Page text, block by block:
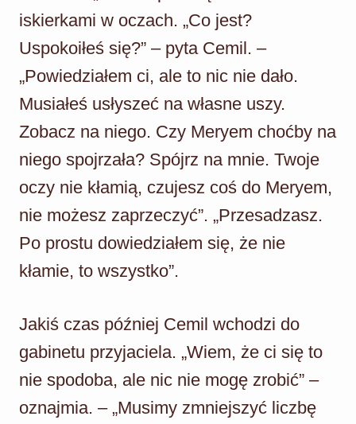
iskierkami w oczach. „Co jest?
Uspokoiłeś się?” – pyta Cemil. –
„Powiedziałem ci, ale to nic nie dało.
Musiałeś usłyszeć na własne uszy.
Zobacz na niego. Czy Meryem choćby na
niego spojrzała? Spójrz na mnie. Twoje
oczy nie kłamią, czujesz coś do Meryem,
nie możesz zaprzeczyć”. „Przesadzasz.
Po prostu dowiedziałem się, że nie
kłamie, to wszystko”.
Jakiś czas później Cemil wchodzi do
gabinetu przyjaciela. „Wiem, że ci się to
nie spodoba, ale nic nie mogę zrobić” –
oznajmia. – „Musimy zmniejszyć liczbę